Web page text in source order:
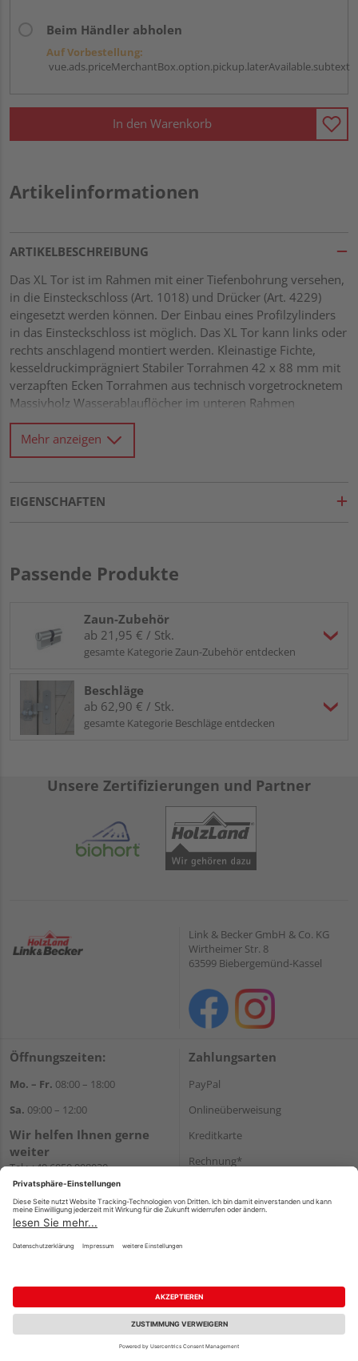
Beim Händler abholen
Auf Vorbestellung:
vue.ads.priceMerchantBox.option.pickup.laterAvailable.subtext
In den Warenkorb
Artikelinformationen
ARTIKELBESCHREIBUNG
Das XL Tor ist im Rahmen mit einer Tiefenbohrung versehen,
in die Einsteckschloss (Art. 1018) und Drücker (Art. 4229)
eingesetzt werden können. Der Einbau eines Profilzylinders
in das Einsteckschloss ist möglich. Das XL Tor kann links oder
rechts anschlagend montiert werden. Kleinastige Fichte,
kesseldruckimprägniert Stabiler Torrahmen 42 x 88 mm mit
verzapften Ecken Torrahmen aus technisch vorgetrocknetem
Massivholz Wasserablauflöcher im unteren Rahmen
Glattgehobelte Rundkanten-Lamellen 9 x 95 mm,
überlappend montiert Diagonalverstrebung Alle
Verbindungen aus Edelstahl
Mehr anzeigen
EIGENSCHAFTEN
Passende Produkte
Zaun-Zubehör
ab 21,95 € / Stk.
gesamte Kategorie Zaun-Zubehör entdecken
Beschläge
ab 62,90 € / Stk.
gesamte Kategorie Beschläge entdecken
Unsere Zertifizierungen und Partner
Link & Becker GmbH & Co. KG
Wirtheimer Str. 8
63599 Biebergemünd-Kassel
Öffnungszeiten:
Mo. – Fr. 08:00 – 18:00
Sa. 09:00 – 12:00
Wir helfen Ihnen gerne
weiter
Tel.:+49 6050 908030
E-Mail:shop@holzland-
linkundbecker.de
Zahlungsarten
PayPal
Onlineüberweisung
Kreditkarte
Rechnung*
Versand
Impressum AGB Widerruf
Datenschutz
Reservierungsbedingungen
Vertrag widerrufen